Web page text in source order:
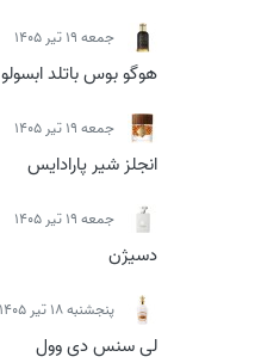
جمعه 19 تیر 1405
هوگو بوس باتلد ابسولو
جمعه 19 تیر 1405
انجلز شیر پارادایس
جمعه 19 تیر 1405
دسیژن
پنجشنبه 18 تیر 1405
لی سنس دی وول